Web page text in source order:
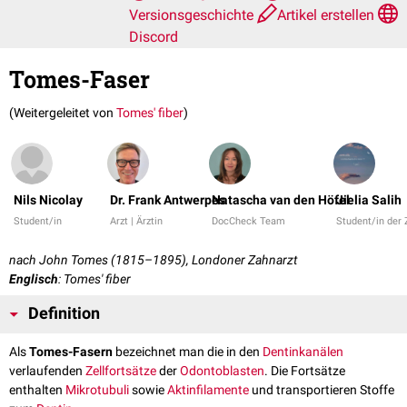
Versionsgeschichte
Artikel erstellen
Discord
Tomes-Faser
(Weitergeleitet von Tomes' fiber)
Nils Nicolay
Student/in
Dr. Frank Antwerpes
Arzt | Ärztin
Natascha van den Höfel
DocCheck Team
Jielia Salih
Student/in der
nach John Tomes (1815–1895), Londoner Zahnarzt
Englisch: Tomes' fiber
Definition
AlsTomes-Fasern bezeichnet man die in den Dentinkanälen
verlaufenden ZellfortsätzederOdontoblasten. Die Fortsätze
enthalten MikrotubulisowieAktinfilamente und transportieren Stoffe